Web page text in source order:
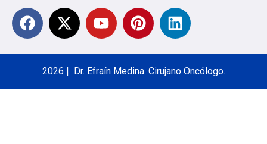
2026 | Dr. Efraín Medina. Cirujano Oncólogo.